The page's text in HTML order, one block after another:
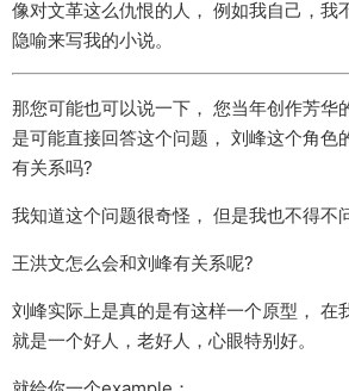
像对文革这么仇恨的人， 例如我自己，我
隐喻来写我的小说。
那您可能也可以说一下， 您当年创作芳华
是可能直接回答这个问题， 刘峰这个角色
有关系吗?
我知道这个问题很奇怪， 但是我也不得不
王洪文怎么会和刘峰有关系呢?
刘峰实际上是真的是有这样一个原型， 在
就是一个好人，老好人，心眼特别好。